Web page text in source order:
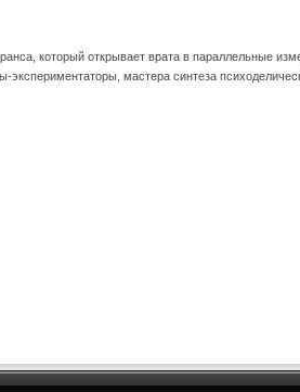
который открывает врата в параллельные
мастера синтеза